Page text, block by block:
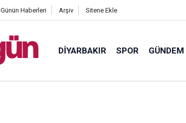
Günün Haberleri Arşiv Sitene Ekle
DIYARBAKIR SPOR GÜNDEM